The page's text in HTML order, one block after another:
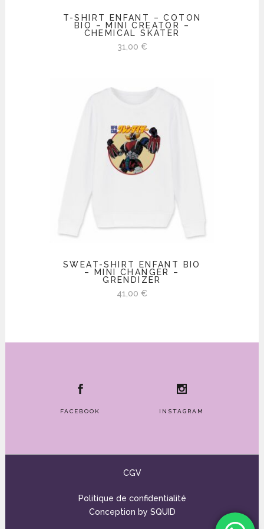
T-SHIRT ENFANT – COTON
BIO – MINI CREATOR –
CHEMICAL SKATER
31,00 €
SWEAT-SHIRT ENFANT BIO
– MINI CHANGER –
GRENDIZER
41,00 €
FACEBOOK INSTAGRAM
CGV
Politique de confidentialité
Conception by SQUID